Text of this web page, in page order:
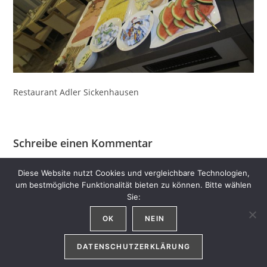
Restaurant Adler Sickenhausen
Schreibe einen Kommentar
Du musstangemeldetsein, um einen Kommentar abgeben
zu können.
Copyright 2026 - Alle Rechte liegen bei Fam. Schäfer.
Diese Website nutzt Cookies und vergleichbare Technologien,
um bestmögliche Funktionalität bieten zu können. Bitte wählen
Sie:
OK NEIN
DATENSCHUTZERKLÄRUNG